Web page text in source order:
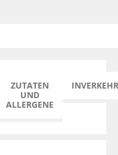
ZUTATEN
UND
ALLERGENE